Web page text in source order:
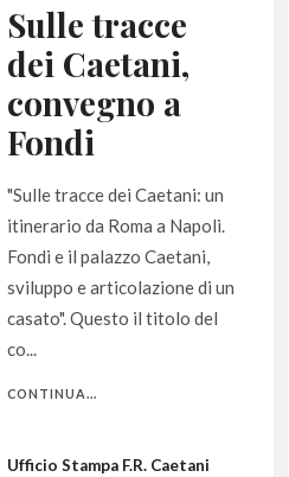
Sulle tracce
dei Caetani,
convegno a
Fondi
"Sulle tracce dei Caetani: un
itinerario da Roma a Napoli.
Fondi e il palazzo Caetani,
sviluppo e articolazione di un
casato". Questo il titolo del
co...
CONTINUA...
Ufficio Stampa F.R. Caetani